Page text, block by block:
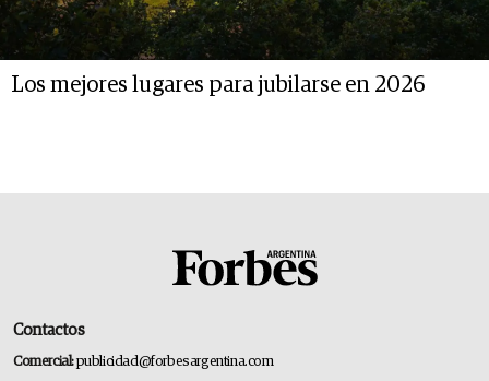
Los mejores lugares para jubilarse en 2026
Contactos
Comercial:publicidad@forbesargentina.com